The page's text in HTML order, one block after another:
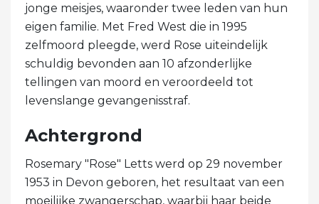
jonge meisjes, waaronder twee leden van hun
eigen familie. Met Fred West die in 1995
zelfmoord pleegde, werd Rose uiteindelijk
schuldig bevonden aan 10 afzonderlijke
tellingen van moord en veroordeeld tot
levenslange gevangenisstraf.
Achtergrond
Rosemary "Rose" Letts werd op 29 november
1953 in Devon geboren, het resultaat van een
moeilijke zwangerschap, waarbij haar beide